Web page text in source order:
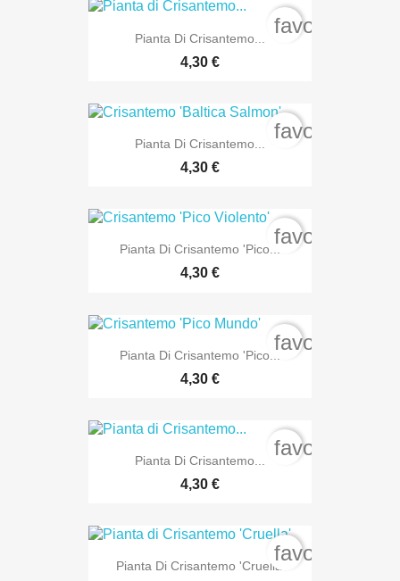
Pianta Di Crisantemo...
4,30 €
Pianta Di Crisantemo...
4,30 €
Pianta Di Crisantemo 'Pico...
4,30 €
Pianta Di Crisantemo 'Pico...
4,30 €
Pianta Di Crisantemo...
4,30 €
Pianta Di Crisantemo 'Cruella'